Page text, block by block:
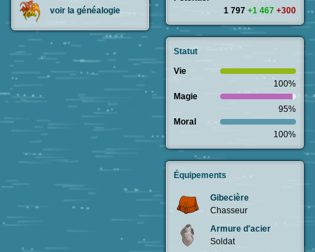
voir la généalogie
1 797 +1 467 +300
Statut
Vie
100%
Magie
95%
Moral
100%
Équipements
Gibecière
Chasseur
Armure d'acier
Soldat